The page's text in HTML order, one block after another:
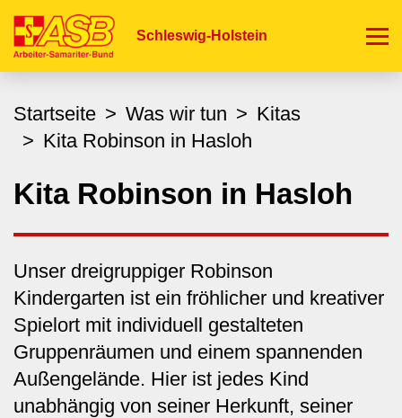
zum
Schleswig-Holstein
Startseite Was wir tun
Kitas
Kita Robinson in Hasloh
Kita Robinson in Hasloh
Unser dreigruppiger Robinson
Kindergarten ist ein fröhlicher und kreativer
Spielort mit individuell gestalteten
Gruppenräumen und einem spannenden
Außengelände. Hier ist jedes Kind
unabhängig von seiner Herkunft, seiner